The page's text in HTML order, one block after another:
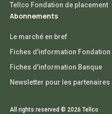
Tellco Fondation de placement
Abonnements
Le marché en bref
Fiches d'information Fondation
Fiches d'information Banque
Newsletter pour les
All rights reserved © 2026 Tellco